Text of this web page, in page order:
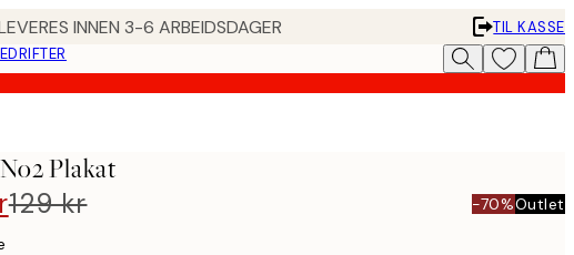
INNEN 3-6 ARBEIDSDAGER
TIL KASSE
Plakat
129 kr -70%Outlet